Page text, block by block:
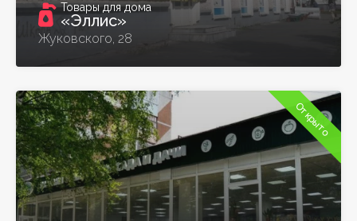
Товары для дома
«Эллис»
Жуковского, 28
Открыто